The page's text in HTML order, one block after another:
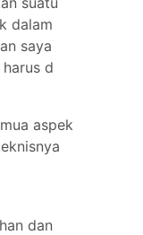
dalam
saya
d
aspek
dan